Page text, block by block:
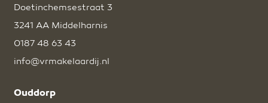
Doetinchemsestraat 3
3241 AA Middelharnis
0187 48 63 43
info@vrmakelaardij.nl
Ouddorp